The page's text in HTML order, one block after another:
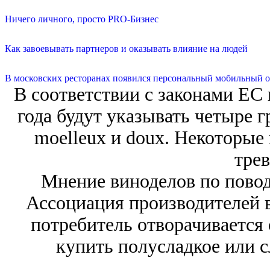
Ничего личного, просто PRO-Бизнес
Как завоевывать партнеров и оказывать влияние на людей
В московских ресторанах появился персональный мобильный
В соответствии с законами ЕС
года будут указывать четыре
moelleux и doux.
Мнение виноделов по
Ассоциация производителей
потребитель
купить полусладкое или